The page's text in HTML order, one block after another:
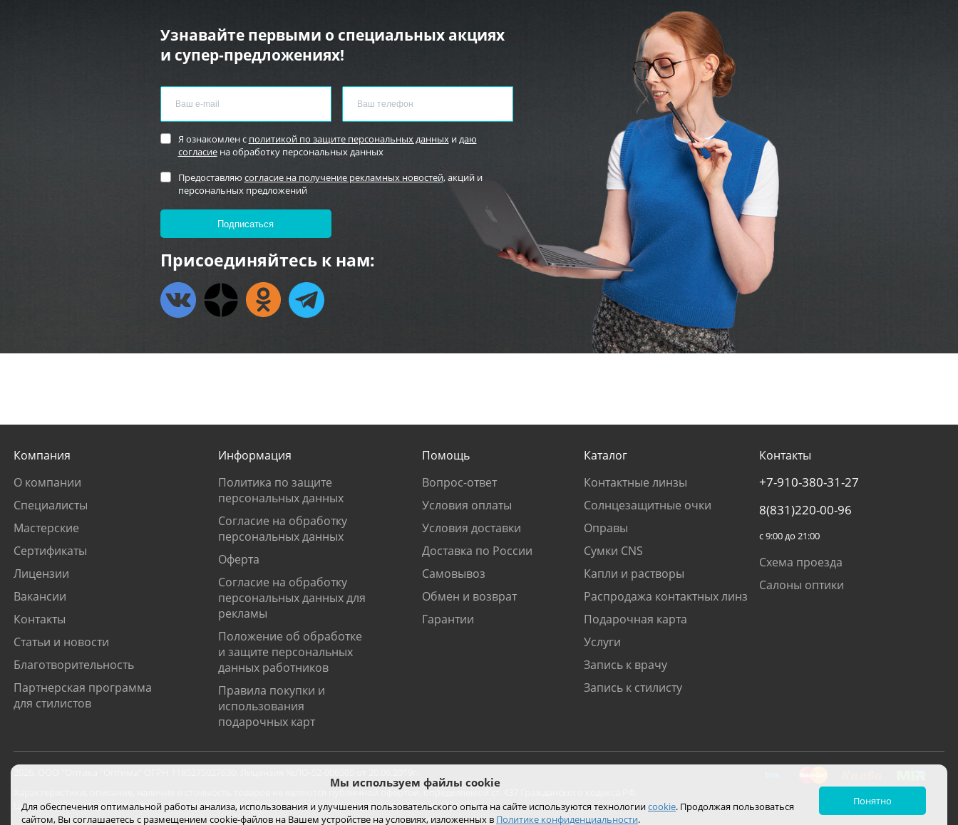
Узнавайте первыми о специальных акциях
и супер-предложениях!
Я ознакомлен с политикой по защите персональных данныхи даю
согласиена обработку персональных данных
Предоставляю согласие на получение рекламных новостей, акций и
персональных предложений
Присоединяйтесь к нам:
Компания
О компании
Специалисты
Мастерские
Сертификаты
Лицензии
Вакансии
Контакты
Статьи и новости
Благотворительность
Партнерская программа
для стилистов
Информация
Политика по защите
персональных данных
Согласие на обработку
персональных данных
Оферта
Согласие на обработку
персональных данных для
рекламы
Положение об обработке
и защите персональных
данных работников
Правила покупки и
использования
подарочных карт
Помощь
Вопрос-ответ
Условия оплаты
Условия доставки
Доставка по России
Самовывоз
Обмен и возврат
Гарантии
Каталог
Контактные линзы
Солнцезащитные очки
Оправы
Сумки CNS
Капли и растворы
Распродажа контактных линз
Подарочная карта
Услуги
Запись к врачу
Запись к стилисту
Контакты
+7-910-380-31-27
8(831)220-00-96
с 9:00 до 21:00
Схема проезда
Салоны оптики
Характеристики, описание, наличие и стоимость товаров не являются публичной офертой, определяемой ст. 437 Гражданского кодекса РФ.
Цены на сайте могут отличаться от цен в салонах и действуют только при покупке с помощью сайта.
Мы используем файлы cookie
Для обеспечения оптимальной работы анализа, использования и улучшения пользовательского опыта на сайте используются технологииcookie. Продолжая пользоваться
сайтом, Вы соглашаетесь с размещением cookie-файлов на Вашем устройстве на условиях, изложенных в Политике конфиденциальности.
Понятно